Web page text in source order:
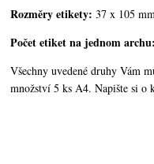
Rozměry etikety:37 x 105
Počet etiket na jednom archu:
Všechny uvedené druhy Vám
množství 5 ks A4. Napište si o